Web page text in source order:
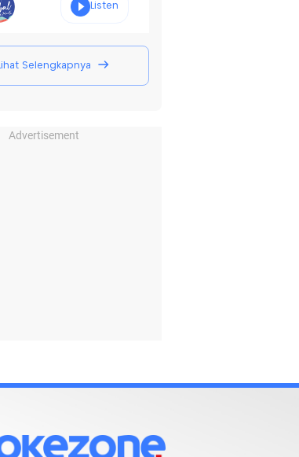
Listen
Lihat Selengkapnya
Advertisement